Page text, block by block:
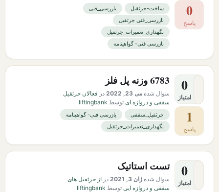
0
پاسخ
ساخت-جرثقیل
بازرسی_فنی
بازرسی_فنی جرثقیل
نگهداری_تعمیرات_جرثقیل
بازرسی فنی- گواهینامه
0
امتیاز
1
پاسخ
6783 وزنه پل فلز
سوال شده می 23, 2022 در فعالان جرثقیل
سقفی و دروازه ای توسط liftingbank
جرثقیل_سقفی
بازرسی فنی- گواهینامه
نگهداری_تعمیرات_جرثقیل
0
امتیاز
تست استاتیک
سوال شده ژان 3, 2021 در از جرثقیل های
سقفی و دروازه ایی توسط liftingbank